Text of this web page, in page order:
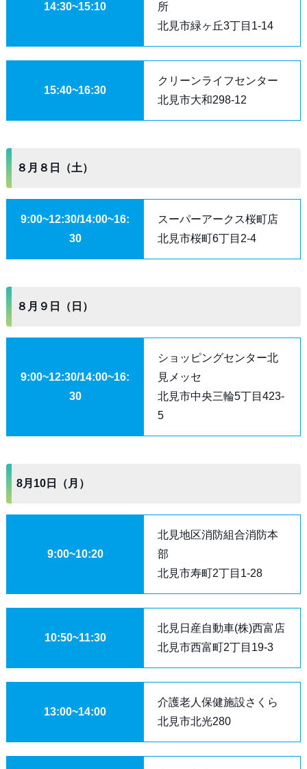
14:30~15:10
所
北見市緑ヶ丘3丁目1-14
15:40~16:30
クリーンライフセンター
北見市大和298-12
８月８日（土）
9:00~12:30/14:00~16:
30
スーパーアークス桜町店
北見市桜町6丁目2-4
８月９日（日）
9:00~12:30/14:00~16:
30
ショッピングセンター北
見メッセ
北見市中央三輪5丁目423-
5
8月10日（月）
9:00~10:20
北見地区消防組合消防本
部
北見市寿町2丁目1-28
10:50~11:30
北見日産自動車(株)西富店
北見市西富町2丁目19-3
13:00~14:00
介護老人保健施設さくら
北見市北光280